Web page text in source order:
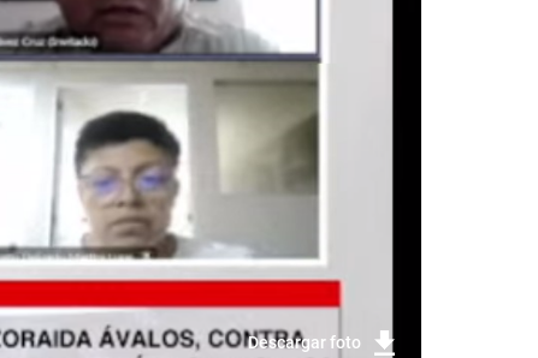
Descargar foto